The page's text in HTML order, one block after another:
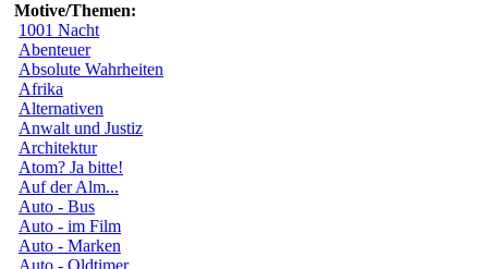
Motive/Themen:
1001 Nacht
Abenteuer
Absolute Wahrheiten
Afrika
Alternativen
Anwalt und Justiz
Architektur
Atom? Ja bitte!
Auf der Alm...
Auto - Bus
Auto - im Film
Auto - Marken
Auto - Oldtimer